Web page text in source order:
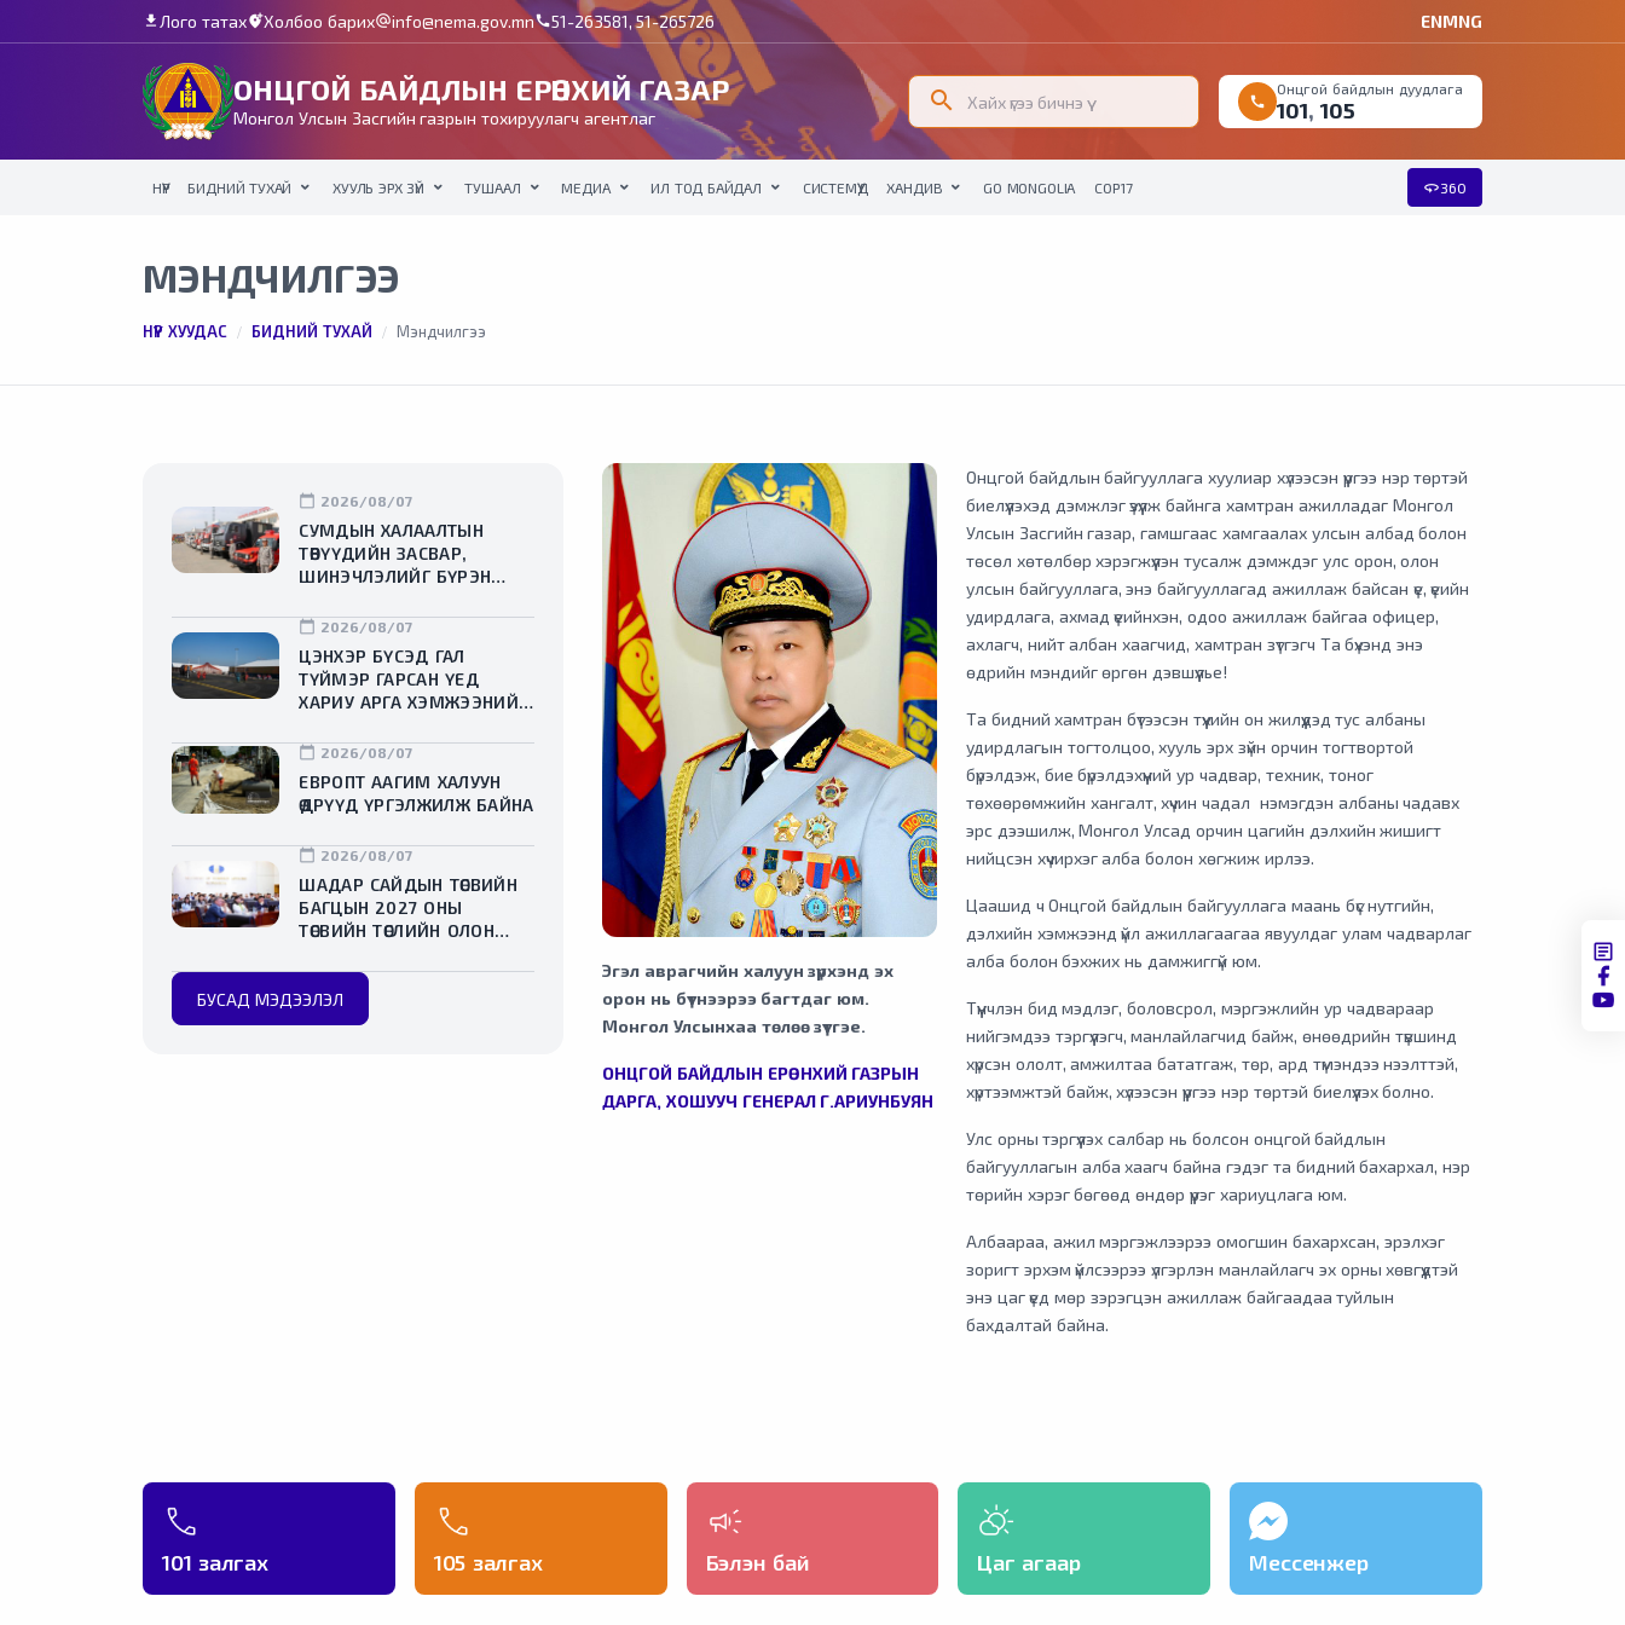
download Лого татахadd_location_altХолбоо барихalternate_emailinfo@nema.gov.mncall51-263581, 51-265726 ENMNG
ОНЦГОЙ БАЙДЛЫН ЕРӨНХИЙ ГАЗАР
Монгол Улсын Засгийн газрын тохируулагч агентлаг
search call
Онцгой байдлын дуудлага
101,105
НҮҮР БИДНИЙ ТУХАЙ ХУУЛЬ ЭРХ ЗҮЙ ТУШААЛ МЕДИА ИЛ ТОД БАЙДАЛ СИСТЕМҮҮД ХАНДИВ GO MONGOLIA COP17 360360
МЭНДЧИЛГЭЭ
НҮҮР ХУУДАС БИДНИЙ ТУХАЙ Мэндчилгээ
calendar_today 2026/08/07
СУМДЫН ХАЛААЛТЫН
ТӨВҮҮДИЙН ЗАСВАР,
ШИНЭЧЛЭЛИЙГ БҮРЭН
РҮҮ МЕНЕЖМЕНТИЙГ НЬ
ОНЦОЛЛОО
calendar_today 2026/08/07
ЦЭНХЭР БҮСЭД ГАЛ
ТҮЙМЭР ГАРСАН ҮЕД
ХАРИУ АРГА ХЭМЖЭЭНИЙ
ЗОХИОН БАЙГУУЛЛАА
calendar_today 2026/08/07
ЕВРОПТ ААГИМ ХАЛУУН
ӨДРҮҮД ҮРГЭЛЖИЛЖ БАЙНА
calendar_today 2026/08/07
ШАДАР САЙДЫН ТӨСВИЙН
БАГЦЫН 2027 ОНЫ
ТӨСВИЙН ТӨСЛИЙН ОЛОН
БОЛЛОО
БУСАД МЭДЭЭЛЭЛ
Эгэл аврагчийн халуун зүрхэнд эх
орон нь бүтнээрээ багтдаг юм.
Монгол Улсынхаа төлөө зүтгэе.
ОНЦГОЙ БАЙДЛЫН ЕРӨНХИЙ ГАЗРЫН
ДАРГА, ХОШУУЧ ГЕНЕРАЛ Г.АРИУНБУЯН
Онцгой байдлын байгууллага хуулиар хүлээсэн үүргээ нэр төртэй
биелүүлэхэд дэмжлэг үзүүлж байнга хамтран ажилладаг Монгол
Улсын Засгийн газар, гамшгаас хамгаалах улсын албад болон
төсөл хөтөлбөр хэрэгжүүлэн тусалж дэмждэг улс орон, олон
улсын байгууллага, энэ байгууллагад ажиллаж байсан үе, үеийн
удирдлага, ахмад үеийнхэн, одоо ажиллаж байгаа офицер,
ахлагч, нийт албан хаагчид, хамтран зүтгэгч Та бүхэнд энэ
өдрийн мэндийг өргөн дэвшүүлье!
Та бидний хамтран бүтээсэн түүхийн он жилүүдэд тус албаны
удирдлагын тогтолцоо, хууль эрх зүйн орчин тогтвортой
бүрэлдэж, бие бүрэлдэхүүний ур чадвар, техник, тоног
төхөөрөмжийн хангалт, хүчин чадал нэмэгдэн албаны чадавх
эрс дээшилж, Монгол Улсад орчин цагийн дэлхийн жишигт
нийцсэн хүчирхэг алба болон хөгжиж ирлээ.
Цаашид ч Онцгой байдлын байгууллага маань бүс нутгийн,
дэлхийн хэмжээнд үйл ажиллагаагаа явуулдаг улам чадварлаг
алба болон бэхжих нь дамжиггүй юм.
Түүнчлэн бид мэдлэг, боловсрол, мэргэжлийн ур чадвараар
нийгэмдээ тэргүүлэгч, манлайлагчид байж, өнөөдрийн түвшинд
хүрсэн ололт, амжилтаа бататгаж, төр, ард түмэндээ нээлттэй,
хүртээмжтэй байж, хүлээсэн үүргээ нэр төртэй биелүүлэх болно.
Улс орны тэргүүлэх салбар нь болсон онцгой байдлын
байгууллагын алба хаагч байна гэдэг та бидний бахархал, нэр
төрийн хэрэг бөгөөд өндөр үүрэг хариуцлага юм.
Албаараа, ажил мэргэжлээрээ омогшин бахархсан, эрэлхэг
зоригт эрхэм үйлсээрээ үлгэрлэн манлайлагч эх орны хөвгүүдтэй
энэ цаг үед мөр зэрэгцэн ажиллаж байгаадаа туйлын
бахдалтай байна.
101 залгах 105 залгах Бэлэн бай Цаг агаар Мессенжер